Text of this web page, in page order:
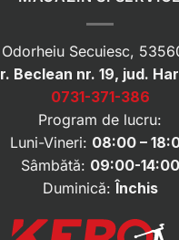
Odorheiu Secuiesc,
Beclean nr. 19, jud.
0731-371-386
Program de lucru:
Luni-Vineri: 08:00 –
Sâmbătă: 09:00-14:00
Duminică:Închis